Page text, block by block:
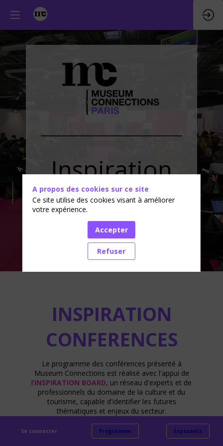
Inspiration
Conferences
INSPIRATION
CONFERENCES
Le programme des conférences présenté à
Museum Connections est réalisé avec l'appui de
l'INSPIRATION BOARD, un réseau d'experts et de
professionnels du domaine de la culture et du
tourisme, capable d'identifier les futures
thématiques et enjeux du secteur.
DÉCOUVREZ LES MEMBRES DE L'INSPIRATION
Se connecter Programme Exposants
A propos des cookies sur ce site
Ce site utilise des cookies visant à améliorer
votre expérience.
Accepter
Refuser